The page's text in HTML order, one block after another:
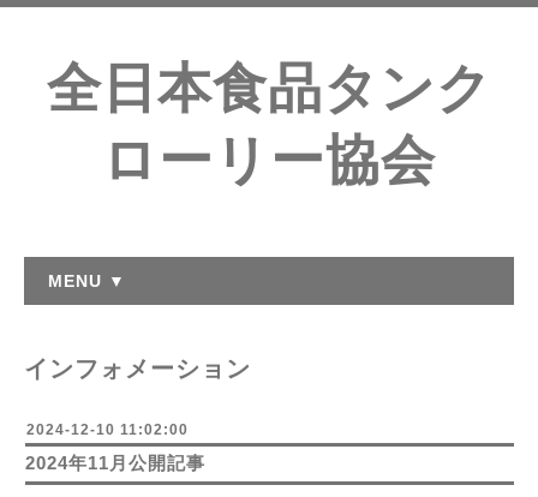
全日本食品タンク
ローリー協会
MENU ▼
インフォメーション
2024-12-10 11:02:00
2024年11月公開記事